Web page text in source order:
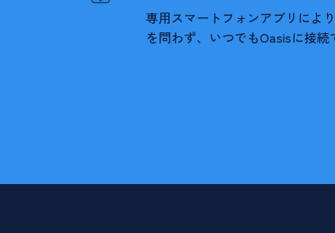
専用スマートフォンアプリによ
を問わず、いつでもOasisに接続